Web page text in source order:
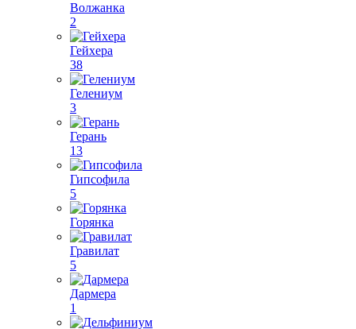
Волжанка
2
Гейхера
38
Гелениум
3
Герань
13
Гипсофила
5
Горянка
Гравилат
5
Дармера
1